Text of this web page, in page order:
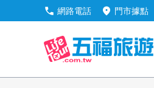
call 網路電話 location_on 門市據點